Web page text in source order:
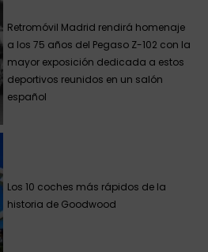
Retromóvil Madrid rendirá homenaje
a los 75 años del Pegaso Z-102 con la
mayor exposición dedicada a estos
deportivos reunidos en un salón
español
Los 10 coches más rápidos de la
historia de Goodwood